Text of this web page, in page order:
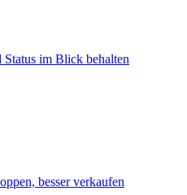
Status im Blick behalten
besser verkaufen